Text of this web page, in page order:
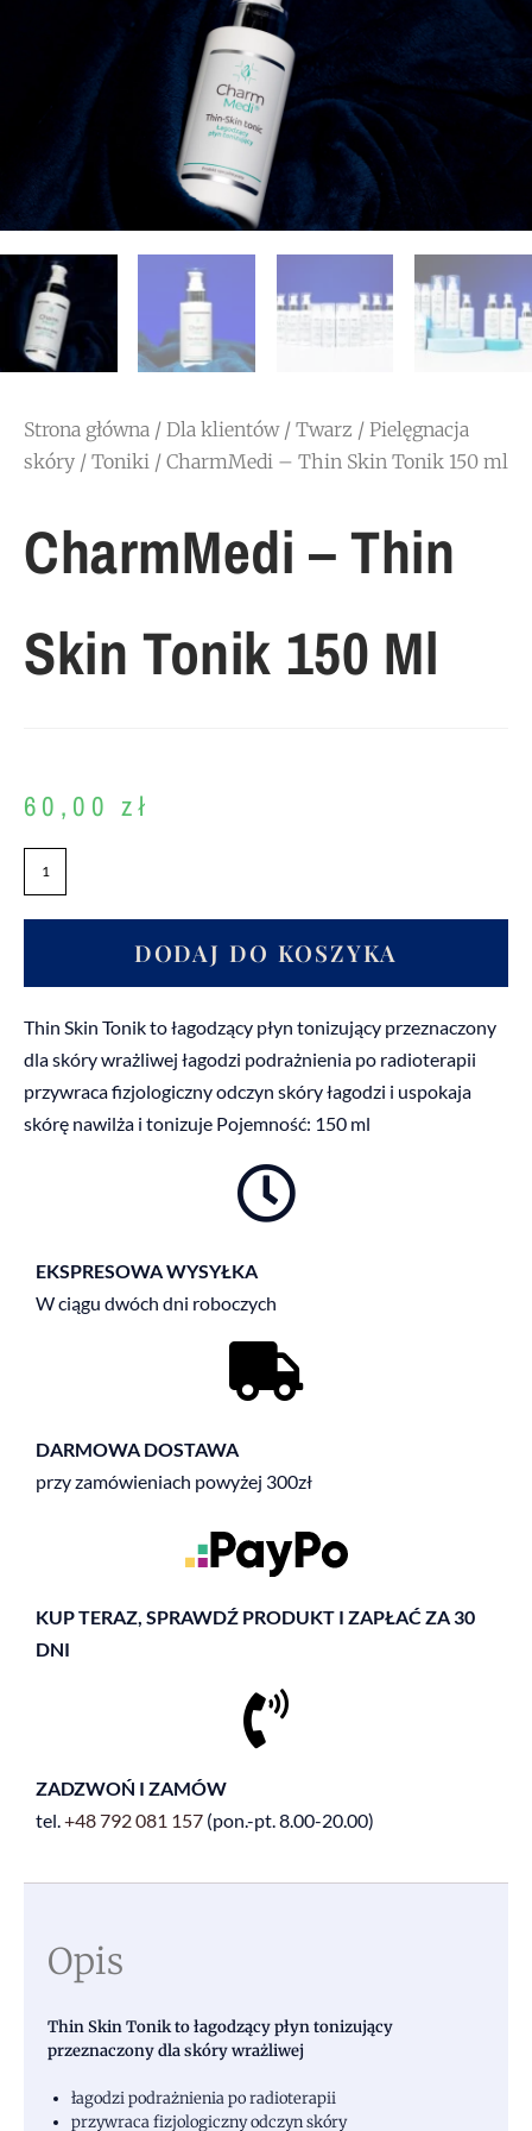
Strona główna / Dla klientów/ Twarz / Pielęgnacja
skóry / Toniki / CharmMedi – Thin Skin Tonik 150 ml
CharmMedi – Thin
Skin Tonik 150 Ml
60,00zł
DODAJ DO KOSZYKA
Thin Skin Tonik to łagodzący płyn tonizujący przeznaczony
dla skóry wrażliwej łagodzi podrażnienia po radioterapii
przywraca fizjologiczny odczyn skóry łagodzi i uspokaja
skórę nawilża i tonizuje Pojemność: 150 ml
EKSPRESOWA WYSYŁKA
W ciągu dwóch dni roboczych
DARMOWA DOSTAWA
przy zamówieniach powyżej 300zł
KUP TERAZ, SPRAWDŹ PRODUKT I ZAPŁAĆ ZA 30
DNI
ZADZWOŃ I ZAMÓW
tel. +48792 081 157 (pon.-pt. 8.00-20.00)
Opis
Thin Skin Tonik to łagodzący płyn tonizujący
przeznaczony dla skóry wrażliwej
łagodzi podrażnienia po radioterapii
przywraca fizjologiczny odczyn skóry